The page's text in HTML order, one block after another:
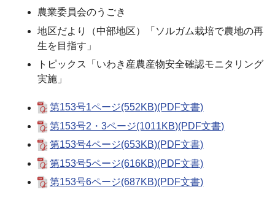
農業委員会のうごき
地区だより（中部地区）「ソルガム栽培で農地の再
生を目指す」
トピックス「いわき産農産物安全確認モニタリング
実施」
第153号1ページ(552KB)(PDF文書)
第153号2・3ページ(1011KB)(PDF文書)
第153号4ページ(653KB)(PDF文書)
第153号5ページ(616KB)(PDF文書)
第153号6ページ(687KB)(PDF文書)